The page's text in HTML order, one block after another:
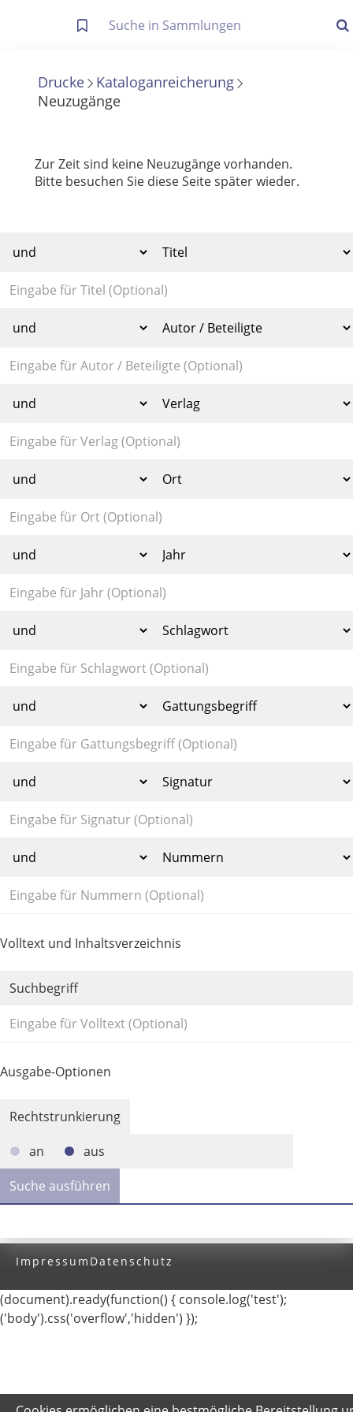
Letzte Trefferliste
Die letzte Trefferliste besteht aus Ihrer letzten Suche, samt
Info zu Suchanfragen
Volltext und Inhaltsverzeichnis
Suchbegriff
Ausgabe-Optionen
Rechtstrunkierung
an
aus
Drucke
Kataloganreicherung
Neuzugänge
Zur Zeit sind keine Neuzugänge vorhanden.
Bitte besuchen Sie diese Seite später wieder.
Impressum Datenschutz
(document).ready(function() { console.log('test');
('body').css('overflow','hidden') });